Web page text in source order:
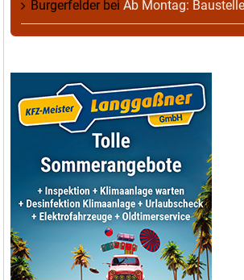
Burgerfelderbei Ab Montag: